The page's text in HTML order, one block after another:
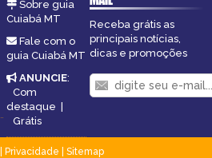
Sobre guia
Cuiabá MT
Fale com o
guia Cuiabá MT
ANUNCIE:
Com
destaque |
Grátis
Receba grátis as
principais notícias,
dicas e promoções
Privacidade
Sitemap